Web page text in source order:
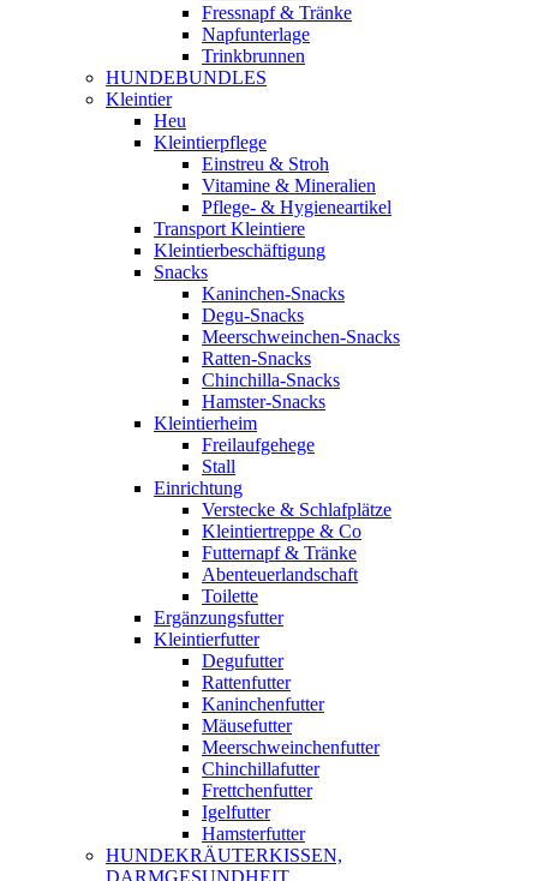
Fressnapf & Tränke
Napfunterlage
Trinkbrunnen
HUNDEBUNDLES
Kleintier
Heu
Kleintierpflege
Einstreu & Stroh
Vitamine & Mineralien
Pflege- & Hygieneartikel
Transport Kleintiere
Kleintierbeschäftigung
Snacks
Kaninchen-Snacks
Degu-Snacks
Meerschweinchen-Snacks
Ratten-Snacks
Chinchilla-Snacks
Hamster-Snacks
Kleintierheim
Freilaufgehege
Stall
Einrichtung
Verstecke & Schlafplätze
Kleintiertreppe & Co
Futternapf & Tränke
Abenteuerlandschaft
Toilette
Ergänzungsfutter
Kleintierfutter
Degufutter
Rattenfutter
Kaninchenfutter
Mäusefutter
Meerschweinchenfutter
Chinchillafutter
Frettchenfutter
Igelfutter
Hamsterfutter
HUNDEKRÄUTERKISSEN,
DARMGESUNDHEIT